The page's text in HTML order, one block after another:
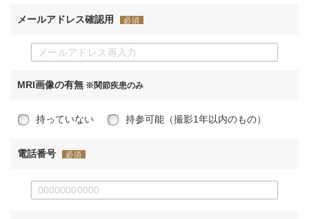
メールアドレス確認用 必須
MRI画像の有無 ※関節疾患のみ
持っていない 持参可能（撮影1年以内のもの）
電話番号 必須